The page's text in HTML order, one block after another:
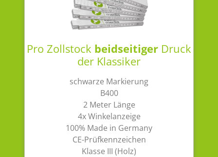
Pro Zollstock beidseitiger Druck
der Klassiker
schwarze Markierung
B400
2 Meter Länge
4x Winkelanzeige
100% Made in Germany
CE-Prüfkennzeichen
Klasse III (Holz)